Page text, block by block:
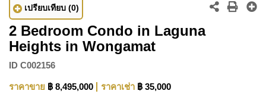
เปรียบเทียบ (0)
2 Bedroom Condo in Laguna
Heights in Wongamat
ID C002156
ราคาขาย ฿ 8,495,000 ราคาเช่า ฿ 35,000